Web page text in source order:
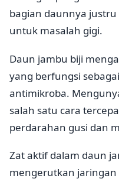
bagian daunnya
untuk masalah gigi.
Daun jambu biji
yang berfungsi
antimikroba.
salah satu cara
perdarahan gusi dan
Zat aktif dalam daun
mengerutkan